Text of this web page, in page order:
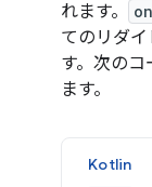
れます。
てのリダ
す。次の
ます。
Kotlin